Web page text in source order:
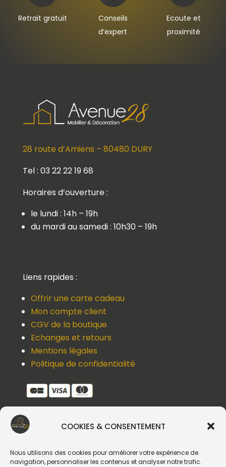
COOKIES & CONSENTEMENT
Nous utilisons des cookies pour améliorer votre expérience de
navigation, personnaliser les contenus et analyser notre trafic.
Retrait gratuit
Conseils
d’expert
Ecoute et
proximité
28 route d’Amiens – 80480 DURY
Tel : 03 22 22 19 68
Horaires d’ouverture :
le lundi : 14h – 19h
du mardi au samedi : 10h30 – 19h
Liens rapides :
Offrir une carte cadeau
Mon compte client
CGV de la boutique
Echanges et retours
Mentions légales
Politique de confidentialité
Une question, un devis, un souci ?
Contactez-nous !